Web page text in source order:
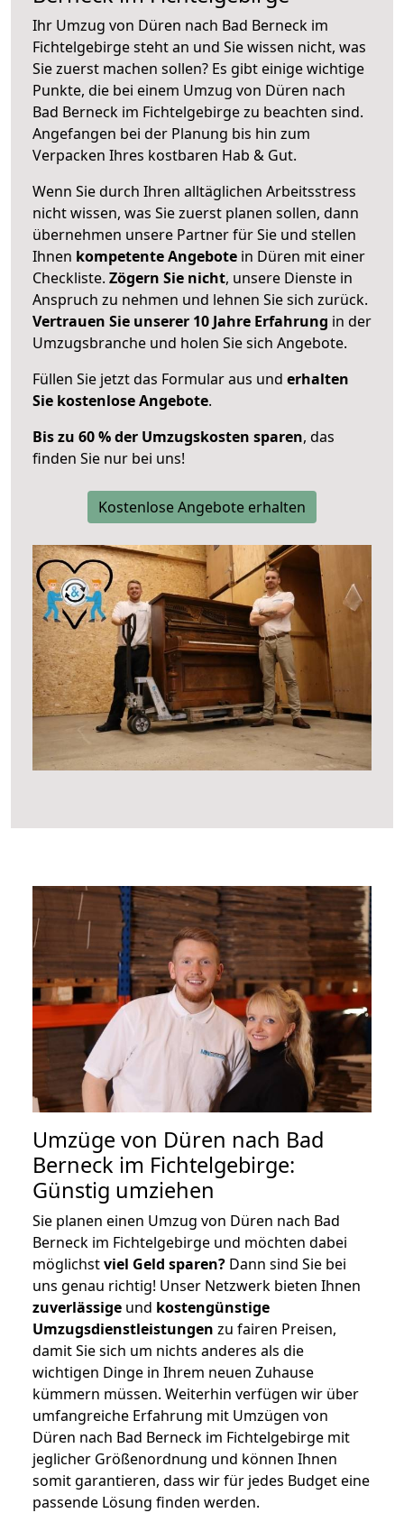
Ihr Umzug von Düren nach Bad Berneck im
Fichtelgebirge steht an und Sie wissen nicht, was
Sie zuerst machen sollen? Es gibt einige wichtige
Punkte, die bei einem Umzug von Düren nach
Bad Berneck im Fichtelgebirge zu beachten sind.
Angefangen bei der Planung bis hin zum
Verpacken Ihres kostbaren Hab & Gut.
Wenn Sie durch Ihren alltäglichen Arbeitsstress
nicht wissen, was Sie zuerst planen sollen, dann
übernehmen unsere Partner für Sie und stellen
Ihnen kompetente Angebote in Düren mit einer
Checkliste. Zögern Sie nicht, unsere Dienste in
Anspruch zu nehmen und lehnen Sie sich zurück.
Vertrauen Sie unserer 10 Jahre Erfahrung in der
Umzugsbranche und holen Sie sich Angebote.
Füllen Sie jetzt das Formular aus und erhalten
Sie kostenlose Angebote.
Bis zu 60 % der Umzugskosten sparen, das
finden Sie nur bei uns!
Kostenlose Angebote erhalten
Umzüge von Düren nach Bad
Berneck im Fichtelgebirge:
Günstig umziehen
Sie planen einen Umzug von Düren nach Bad
Berneck im Fichtelgebirge und möchten dabei
möglichstviel Geld sparen? Dann sind Sie bei
uns genau richtig! Unser Netzwerk bieten Ihnen
zuverlässige und kostengünstige
Umzugsdienstleistungen zu fairen Preisen,
damit Sie sich um nichts anderes als die
wichtigen Dinge in Ihrem neuen Zuhause
kümmern müssen. Weiterhin verfügen wir über
umfangreiche Erfahrung mit Umzügen von
Düren nach Bad Berneck im Fichtelgebirge mit
jeglicher Größenordnung und können Ihnen
somit garantieren, dass wir für jedes Budget eine
passende Lösung finden werden.